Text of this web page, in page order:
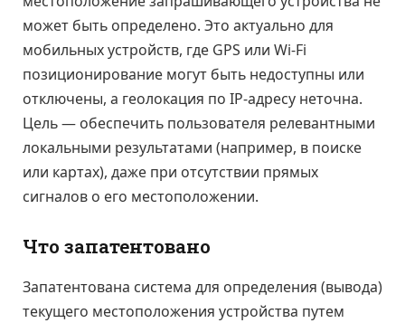
может быть определено. Это актуально для
мобильных устройств, где GPS или Wi-Fi
позиционирование могут быть недоступны или
отключены, а геолокация по IP-адресу неточна.
Цель — обеспечить пользователя релевантными
локальными результатами (например, в поиске
или картах), даже при отсутствии прямых
сигналов о его местоположении.
Что запатентовано
Запатентована система для определения (вывода)
текущего местоположения устройства путем